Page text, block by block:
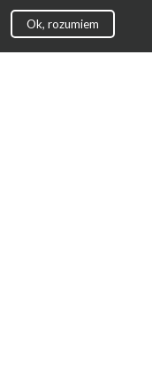
Ok, rozumiem